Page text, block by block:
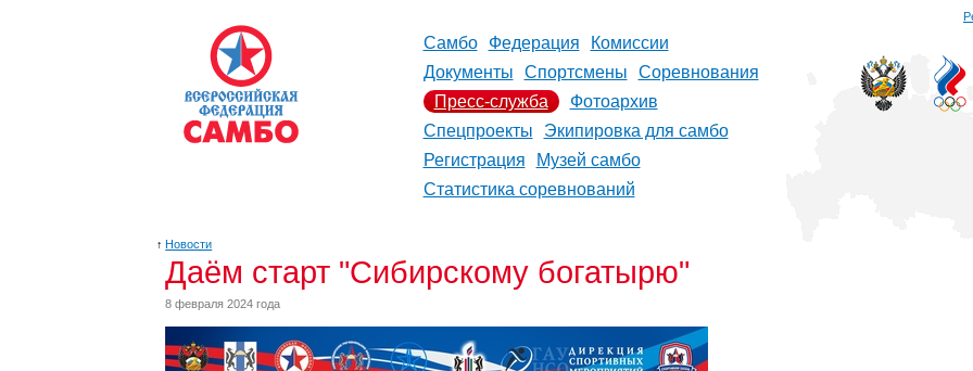
Самбо Федерация
Комиссии
Документы
Спортсмены
Соревнования
Пресс-служба
Фотоархив
Спецпроекты
Экипировка для самбо
Регистрация
Музей самбо
Статистика соревнований
↑ Новости
Даём старт "Сибирскому богатырю"
8 февраля 2024 года